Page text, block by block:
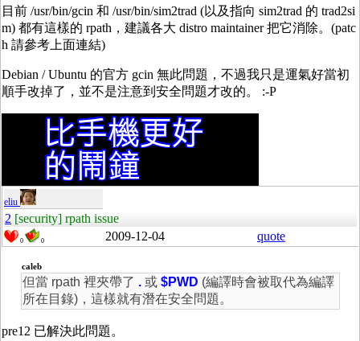
目前 /usr/bin/gcin 和 /usr/bin/sim2trad (以及指向 sim2trad 的 trad2si
m) 都有這樣的 rpath，建議各大 distro maintainer 把它消除。(patc
h 請參考上面連結)
Debian / Ubuntu 的官方 gcin 無此問題，不過我只是運氣好當初
順手改掉了，並不是注意到安全問題才改的。 :-P
eliu
2 [security] rpath issue
0 0 2009-12-04 quote
caleb
但當 rpath 裡夾帶了 .或 $PWD (編譯時會被取代為編譯
所在目錄)，這樣就有潛在安全問題。
pre12 已解決此問題。